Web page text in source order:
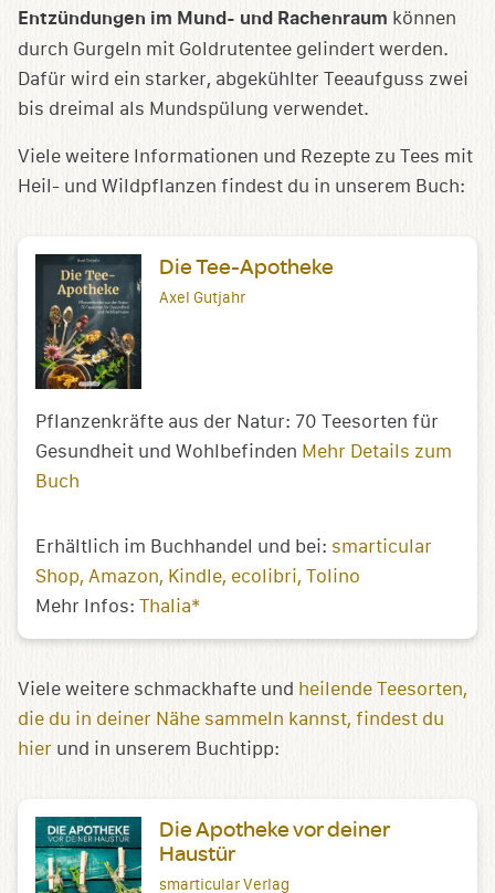
Entzündungen im Mund- und Rachenraum können
durch Gurgeln mit Goldrutentee gelindert werden.
Dafür wird ein starker, abgekühlter Teeaufguss zwei
bis dreimal als Mundspülung verwendet.
Viele weitere Informationen und Rezepte zu Tees mit
Heil- und Wildpflanzen findest du in unserem Buch:
Die Tee-Apotheke
Axel Gutjahr
Pflanzenkräfte aus der Natur: 70 Teesorten für
Gesundheit und Wohlbefinden Mehr Details zum
Buch
Erhältlich im Buchhandel und bei: smarticular
Shop Amazon Kindle ecolibri Tolino
Mehr Infos: Thalia*
Viele weitere schmackhafte und heilende Teesorten,
die du in deiner Nähe sammeln kannst, findest du
hier und in unserem Buchtipp:
Die Apotheke vor deiner
Haustür
smarticular Verlag